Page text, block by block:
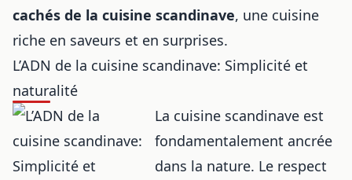
cachés de la cuisine scandinave, une cuisine
riche en saveurs et en surprises.
L’ADN de la cuisine scandinave: Simplicité et
naturalité
La cuisine scandinave est
fondamentalement ancrée
dans la nature. Le respect